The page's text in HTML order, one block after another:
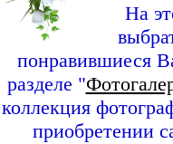
На
понравившиеся
разделе "
коллекция
приобретении